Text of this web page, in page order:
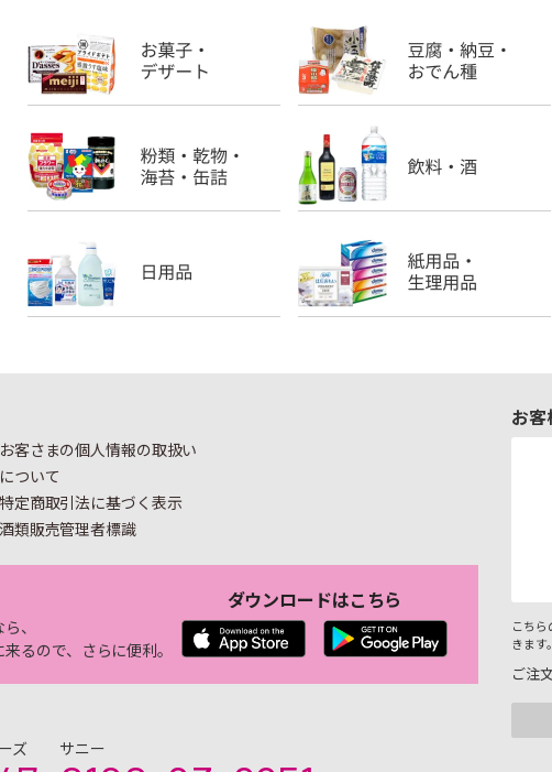
お客さまの個人情報の取扱い
について
特定商取引法に基づく表示
酒類販売管理者標識
、
るので、さらに便利。
ダウンロードはこちら
ズ
サニー
お客
こちら
きます
ご注